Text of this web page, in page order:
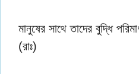
মানুষের সাথে তাদের বুদ্ধি
(রাঃ)